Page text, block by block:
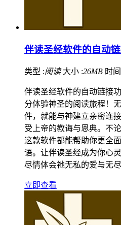
伴读圣经软件的自动
类型 :阅读 大小 :26MB 时
伴读圣经软件的自动链接
分体验神圣的阅读旅程！
件，就能与神建立亲密连
受上帝的教诲与恩典。不
这款软件都能帮助你更全
语。让伴读圣经成为你心
尽情体会祂无私的爱与无尽
立即查看